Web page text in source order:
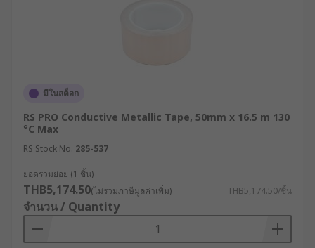
เป็นตัวนำและไม่เป็นตัวนำไฟฟ้า ผลิตจากชั้น
เทปฟอยล์ทองแดง หรือ Copper Foil Tape นำมา
ใช้ป้องกันคลื่นแม่เหล็กไฟฟ้าและคลื่น
ความถี่วิทยุ (EMI/RFI) รวมถึงการประยุกต์ใช้ใน
งานระบบกราวนด์ นอกจากนี้แบบที่เป็นตัวนำ
ไฟฟ้าหรือ Conductive Copper Foil Tape ยังมี
ความสำคัญต่อระบบสายดิน ช่วยลดความเสี่ยงที่
มีในสต็อก
RS PRO Conductive Metallic Tape, 50mm x 16.5 m 130
°C Max
RS Stock No. 285-537
ยอดรวมย่อย (1 ชิ้น)
THB5,174.50(ไม่รวมภาษีมูลค่าเพิ่ม) THB5,174.50/ชิ้น
จำนวน / Quantity